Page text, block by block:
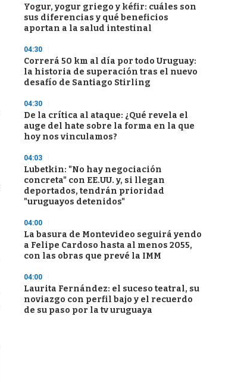
Yogur, yogur griego y kéfir: cuáles son
sus diferencias y qué beneficios
aportan a la salud intestinal
04:30
Correrá 50 km al día por todo Uruguay:
la historia de superación tras el nuevo
desafío de Santiago Stirling
04:30
De la crítica al ataque: ¿Qué revela el
auge del hate sobre la forma en la que
hoy nos vinculamos?
04:03
Lubetkin: "No hay negociación
concreta" con EE.UU. y, si llegan
deportados, tendrán prioridad
"uruguayos detenidos"
04:00
La basura de Montevideo seguirá yendo
a Felipe Cardoso hasta al menos 2055,
con las obras que prevé la IMM
04:00
Laurita Fernández: el suceso teatral, su
noviazgo con perfil bajo y el recuerdo
de su paso por la tv uruguaya